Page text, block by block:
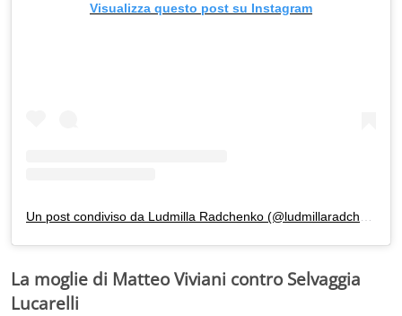
Visualizza questo post su Instagram
Un post condiviso da Ludmilla Radchenko (@ludmillaradchenko)
La moglie di Matteo Viviani contro Selvaggia
Lucarelli